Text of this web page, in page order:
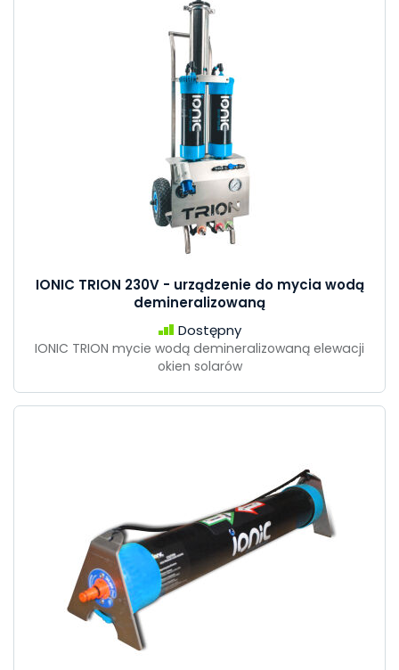
IONIC TRION 230V - urządzenie do mycia wodą
demineralizowaną
Dostępny
IONIC TRION mycie wodą demineralizowaną elewacji
okien solarów